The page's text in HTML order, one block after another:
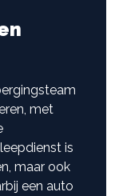
met
is
maar ook
een auto